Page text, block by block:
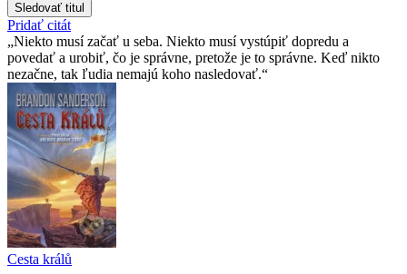
Sledovať titul
Pridať citát
Niekto musí začať u seba. Niekto musí vystúpiť dopredu a
povedať a urobiť, čo je správne, pretože je to správne. Keď nikto
nezačne, tak ľudia nemajú koho nasledovať.
Cesta králů